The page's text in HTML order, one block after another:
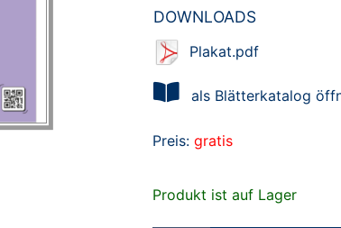
DOWNLOADS
Plakat.pdf
als Blätterkatalog
Preis: gratis
Produkt ist auf Lager